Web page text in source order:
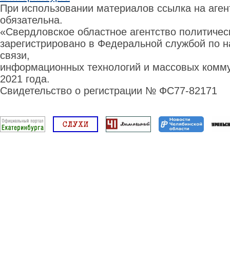
При использовании материалов ссылка на
обязательна.
«Свердловское областное агентство
зарегистрировано в Федеральной службой по
связи,
информационных технологий и массовых
2021 года.
Свидетельство о регистрации № ФС77-82171